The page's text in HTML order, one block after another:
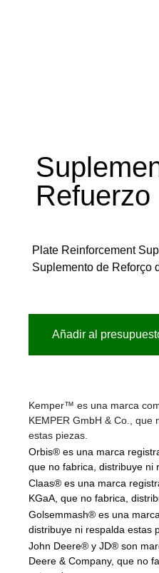
Refuerzo
Plate Reinforcement
Suplemento de Reforço
Añadir al
Kemper™ es una marca
KEMPER GmbH & Co., que
estas piezas.
Orbis® es una marca
que no fabrica, distribuye ni
Claas® es una marca
KGaA, que no fabrica,
Golsemmash® es una
distribuye ni respalda estas
John Deere® y JD® son
Deere & Company, que no